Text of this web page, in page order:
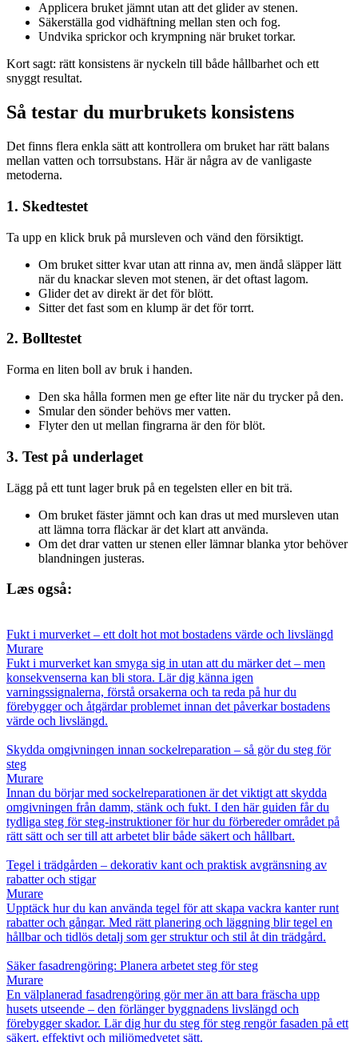
Applicera bruket jämnt utan att det glider av stenen.
Säkerställa god vidhäftning mellan sten och fog.
Undvika sprickor och krympning när bruket torkar.
Kort sagt: rätt konsistens är nyckeln till både hållbarhet och ett
snyggt resultat.
Så testar du murbrukets konsistens
Det finns flera enkla sätt att kontrollera om bruket har rätt balans
mellan vatten och torrsubstans. Här är några av de vanligaste
metoderna.
1. Skedtestet
Ta upp en klick bruk på mursleven och vänd den försiktigt.
Om bruket sitter kvar utan att rinna av, men ändå släpper lätt
när du knackar sleven mot stenen, är det oftast lagom.
Glider det av direkt är det för blött.
Sitter det fast som en klump är det för torrt.
2. Bolltestet
Forma en liten boll av bruk i handen.
Den ska hålla formen men ge efter lite när du trycker på den.
Smular den sönder behövs mer vatten.
Flyter den ut mellan fingrarna är den för blöt.
3. Test på underlaget
Lägg på ett tunt lager bruk på en tegelsten eller en bit trä.
Om bruket fäster jämnt och kan dras ut med mursleven utan
att lämna torra fläckar är det klart att använda.
Om det drar vatten ur stenen eller lämnar blanka ytor behöver
blandningen justeras.
Læs også:
Fukt i murverket – ett dolt hot mot bostadens värde och livslängd
Murare
Fukt i murverket kan smyga sig in utan att du märker det – men
konsekvenserna kan bli stora. Lär dig känna igen
varningssignalerna, förstå orsakerna och ta reda på hur du
förebygger och åtgärdar problemet innan det påverkar bostadens
värde och livslängd.
Skydda omgivningen innan sockelreparation – så gör du steg för
steg
Murare
Innan du börjar med sockelreparationen är det viktigt att skydda
omgivningen från damm, stänk och fukt. I den här guiden får du
tydliga steg för steg-instruktioner för hur du förbereder området på
rätt sätt och ser till att arbetet blir både säkert och hållbart.
Tegel i trädgården – dekorativ kant och praktisk avgränsning av
rabatter och stigar
Murare
Upptäck hur du kan använda tegel för att skapa vackra kanter runt
rabatter och gångar. Med rätt planering och läggning blir tegel en
hållbar och tidlös detalj som ger struktur och stil åt din trädgård.
Säker fasadrengöring: Planera arbetet steg för steg
Murare
En välplanerad fasadrengöring gör mer än att bara fräscha upp
husets utseende – den förlänger byggnadens livslängd och
förebygger skador. Lär dig hur du steg för steg rengör fasaden på ett
säkert, effektivt och miljömedvetet sätt.